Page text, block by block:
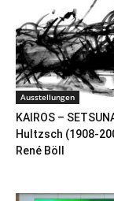
Ausstellungen
KAIROS –
Hultzsch (1908-
René Böll